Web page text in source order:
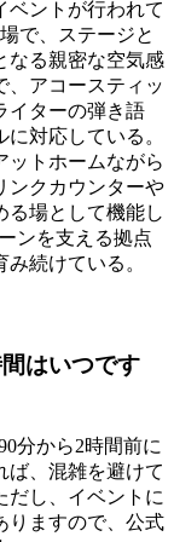
ベントが行われて
で、ステージと
なる親密な空気感
、アコースティッ
イターの弾き語
対応している。
ットホームながら
ンクカウンターや
る場として機能し
ンを支える拠点
続けている。
はいつです
分から2時間前に
ば、混雑を避けて
だし、イベントに
りますので、公式